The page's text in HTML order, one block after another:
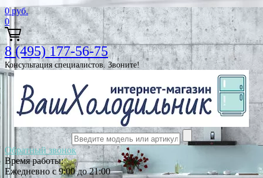
0 руб.
0
8 (495) 177-56-75
Консультация специалистов. Звоните!
Обратный звонок
Время работы:
Ежедневно с 9:00 до 21:00